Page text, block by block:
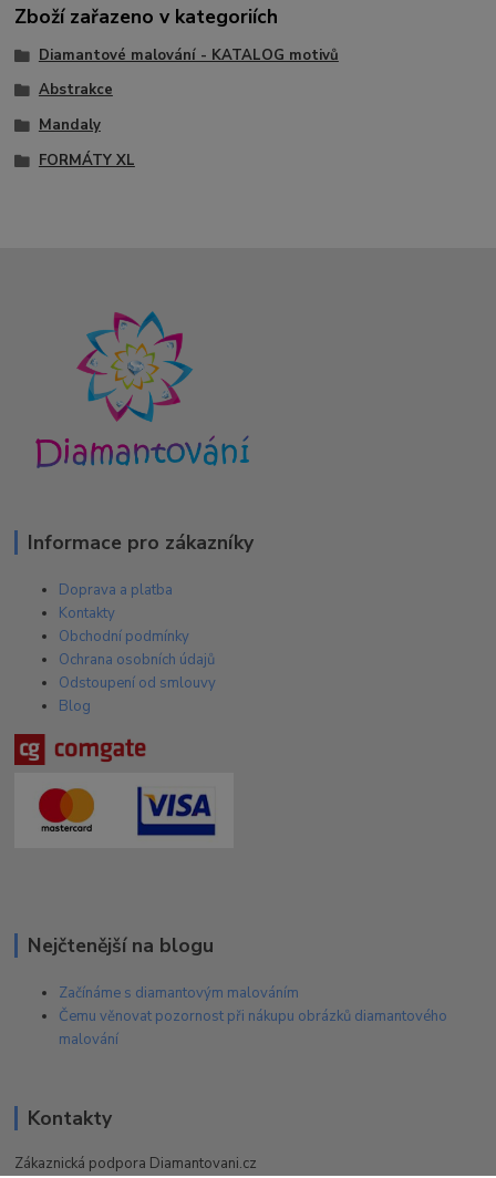
Zboží zařazeno v kategoriích
Diamantové malování - KATALOG motivů
Abstrakce
Mandaly
FORMÁTY XL
Informace pro zákazníky
Doprava a platba
Kontakty
Obchodní podmínky
Ochrana osobních údajů
Odstoupení od smlouvy
Blog
Nejčtenější na blogu
Začínáme s diamantovým malováním
Čemu věnovat pozornost při nákupu obrázků diamantového
malování
Kontakty
Zákaznická podpora Diamantovani.cz